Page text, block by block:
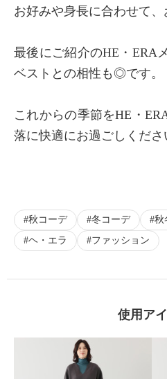
× 商品
お好みや身長に合わせて、
最後にご紹介のHE・ERA
ベストとの相性も◎です。
これからの季節をHE・
落に快適にお過ごしくださ
秋コーデ 冬コーデ 秋
ヘ・エラ
ファッション
使用ア